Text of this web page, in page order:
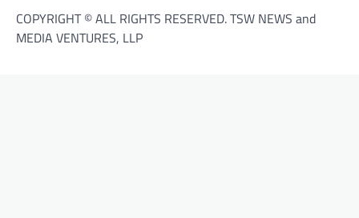
COPYRIGHT © ALL RIGHTS RESERVED. TSW NEWS and
MEDIA VENTURES, LLP